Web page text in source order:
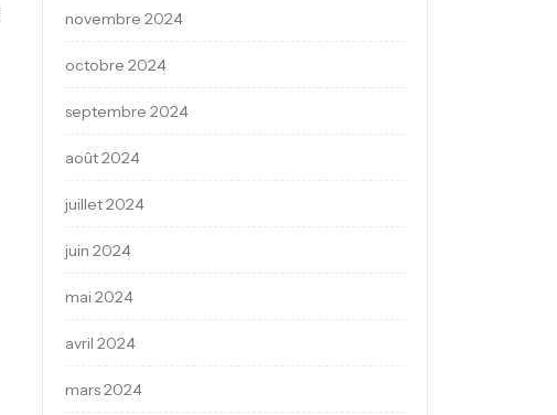
novembre 2024
octobre 2024
septembre 2024
août 2024
juillet 2024
juin 2024
mai 2024
avril 2024
mars 2024